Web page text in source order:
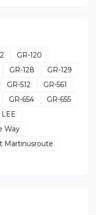
GR-120
GR-128
GR-129
GR-512
GR-561
GR-654
GR-655
LEE
Way
Martinusroute